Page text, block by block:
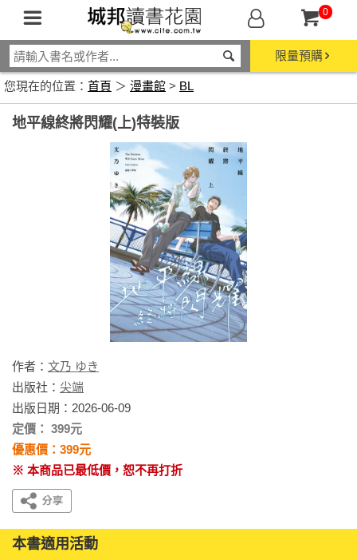
0
限量預購
您現在的位置： 首頁 ＞ 漫畫館 > BL
地平線終將閃耀(上)特裝版
作者： 文乃 ゆき
出版社： 尖端
出版日期：2026-06-09
定價： 399元
優惠價：399元
※ 本商品已最低價，恕不再打折
本書適用活動